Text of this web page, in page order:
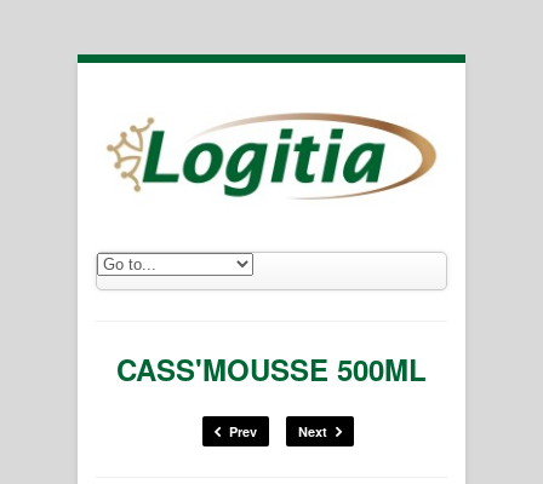
CASS'MOUSSE 500ML
Prev Next